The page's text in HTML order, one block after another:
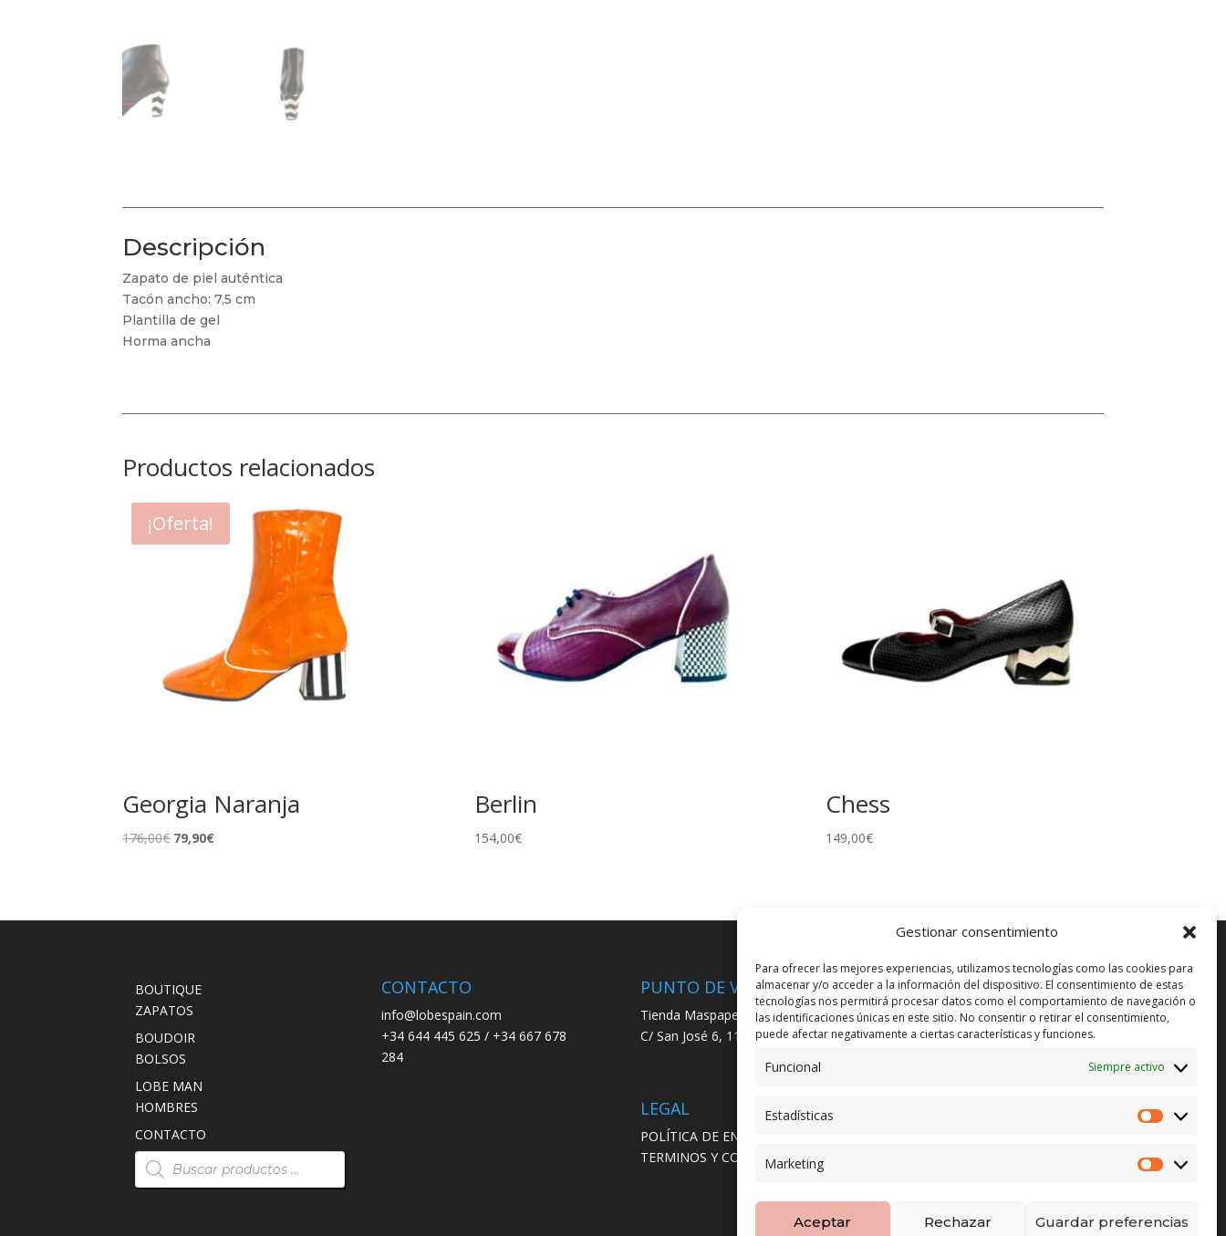
Gestionar consentimiento
Para ofrecer las mejores experiencias, utilizamos tecnologías como las cookies para
almacenar y/o acceder a la información del dispositivo. El consentimiento de estas
tecnologías nos permitirá procesar datos como el comportamiento de navegación o
las identificaciones únicas en este sitio. No consentir o retirar el consentimiento,
puede afectar negativamente a ciertas características y funciones.
Funcional Siempre activo
Estadísticas
Marketing
Marketing
Aceptar Rechazar Guardar preferencias
Descripción
Zapato de piel auténtica
Tacón ancho: 7,5 cm
Plantilla de gel
Horma ancha
Productos relacionados
¡Oferta!
Georgia Naranja
176,00€ El
176,00€.
79,90€El
79,90€.
Berlin
154,00€
Chess
149,00€
BOUTIQUE
ZAPATOS
BOUDOIR
BOLSOS
LOBE MAN
HOMBRES
CONTACTO
Búsqueda
de
productos
CONTACTO
info@lobespain.com
+34 644 445 625 / +34 667 678
284
PUNTO DE VENTA
Tienda Maspapeles (Lobe Spain)
C/ San José 6, 11004 Cádiz
LEGAL
POLÍTICA DE ENVÍO
TERMINOS Y CONDICIONES
ENVÍO GRATUITO*